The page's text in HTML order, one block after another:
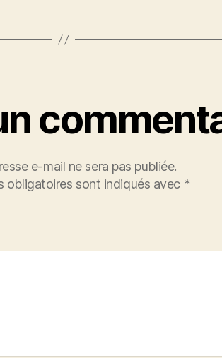
e-mail ne sera pas publiée.
obligatoires sont indiqués avec *